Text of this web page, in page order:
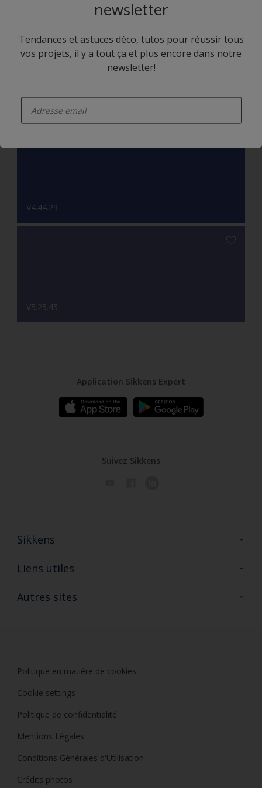
V9.04.79
V4.44.29
V5.25.45
newsletter
Tendances et astuces déco, tutos pour réussir tous
vos projets, il y a tout ça et plus encore dans notre
newsletter!
Application Sikkens Expert
Suivez Sikkens
Sikkens
A propos de Sikkens
Liens utiles
Ouvrir un magasin PASS
Autres sites
Politique en matière de cookies
Cookie settings
Politique de confidentialité
Mentions Légales
Conditions Générales d'Utilisation
Crédits photos